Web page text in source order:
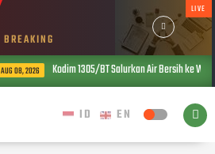
BREAKING
LIVE
AUG 08, 2026 Kodim 1305/BT Salurkan Air Bersih ke